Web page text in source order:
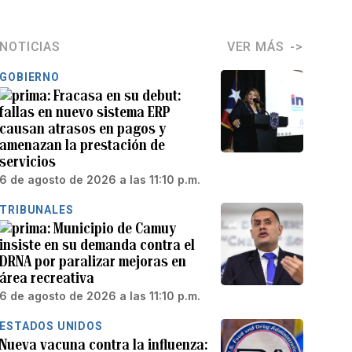
NOTICIAS VER MÁS
GOBIERNO
Fracasa en su debut:
fallas en nuevo sistema ERP
causan atrasos en pagos y
amenazan la prestación de
servicios
6 de agosto de 2026 a las 11:10 p.m.
TRIBUNALES
Municipio de Camuy
insiste en su demanda contra el
DRNA por paralizar mejoras en
área recreativa
6 de agosto de 2026 a las 11:10 p.m.
ESTADOS UNIDOS
Nueva vacuna contra la influenza: